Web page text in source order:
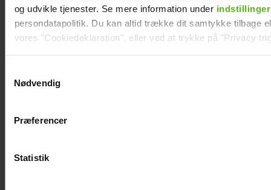
og udvikle tjenester. Se mere information under indstillinger
persondatapolitik. Du kan altid trække dit samtykke tilbage
vores "Cookiedeklaration", eller ved at trykke på "Privacy
Vi anvender egne cookies og cookies fra tredjeparter til at
generere statistik og huske dine præferencer samt til brug
Nødvendig
Præferencer
Statistik